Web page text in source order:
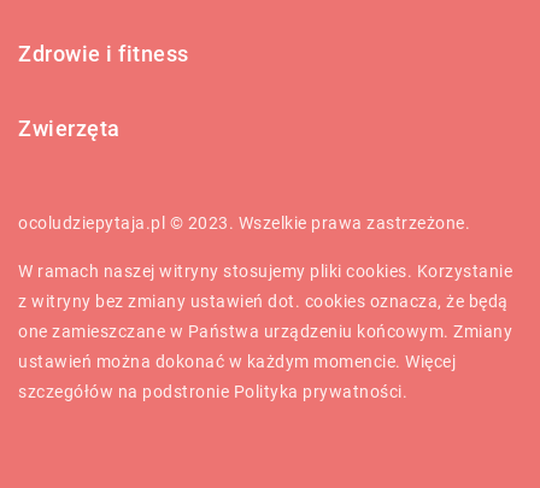
Zdrowie i fitness
Zwierzęta
ocoludziepytaja.pl © 2023. Wszelkie prawa zastrzeżone.
W ramach naszej witryny stosujemy pliki cookies. Korzystanie
z witryny bez zmiany ustawień dot. cookies oznacza, że będą
one zamieszczane w Państwa urządzeniu końcowym. Zmiany
ustawień można dokonać w każdym momencie. Więcej
szczegółów na podstronie Polityka prywatności.